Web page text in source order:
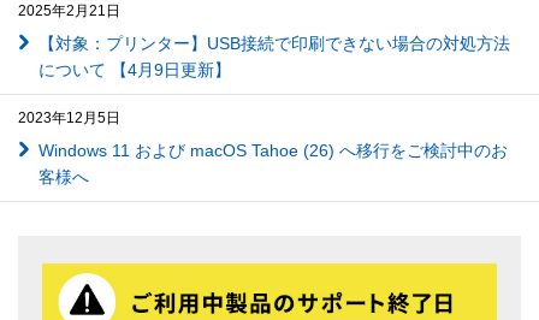
2025年2月21日
【対象：プリンター】USB接続で印刷できない場合の対処方法
について 【4月9日更新】
2023年12月5日
Windows 11 および macOS Tahoe (26) へ移行をご検討中のお
客様へ